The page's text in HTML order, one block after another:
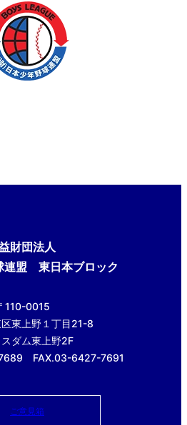
財団法人
連盟 東日本ブロック
110-0015
区東上野１丁目21-8
ダム東上野2F
FAX.03-6427-7691
ご意見箱